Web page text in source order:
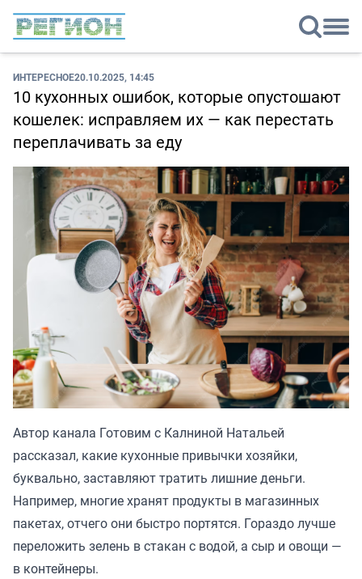
ИНТЕРЕСНОЕ20.10.2025, 14:45
10 кухонных ошибок, которые опустошают
кошелек: исправляем их — как перестать
переплачивать за еду
Автор канала Готовим с Калниной Натальей
рассказал, какие кухонные привычки хозяйки,
буквально, заставляют тратить лишние деньги.
Например, многие хранят продукты в магазинных
пакетах, отчего они быстро портятся. Гораздо лучше
переложить зелень в стакан с водой, а сыр и овощи —
в контейнеры.